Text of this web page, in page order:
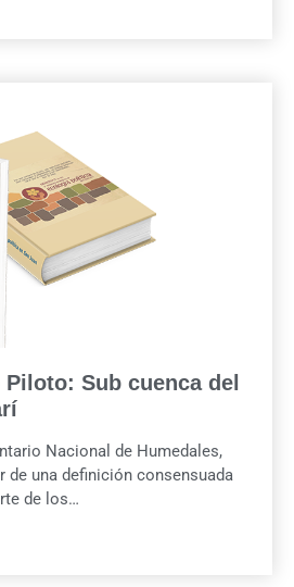
Sub cuenca del
Nacional de Humedales,
de una definición consensuada
de los…